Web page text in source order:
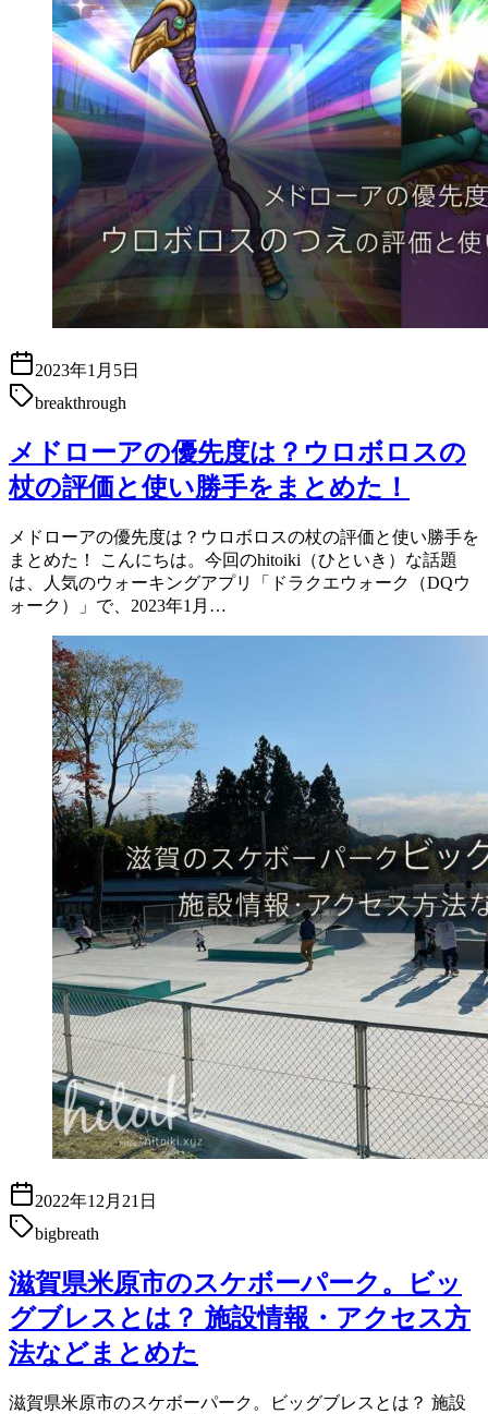
2023年1月5日
breakthrough
メドローアの優先度は？ウロボロスの
杖の評価と使い勝手をまとめた！
メドローアの優先度は？ウロボロスの杖の評価と使い勝手を
まとめた！ こんにちは。今回のhitoiki（ひといき）な話題
は、人気のウォーキングアプリ「ドラクエウォーク（DQウ
ォーク）」で、2023年1月…
2022年12月21日
bigbreath
滋賀県米原市のスケボーパーク。ビッ
グブレスとは？ 施設情報・アクセス方
法などまとめた
滋賀県米原市のスケボーパーク。ビッグブレスとは？ 施設